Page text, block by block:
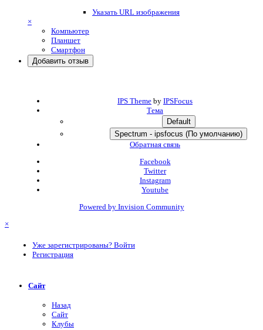
Указать URL изображения
×
Компьютер
Планшет
Смартфон
Добавить отзыв
IPS Theme by IPSFocus
Тема
Default
Spectrum - ipsfocus (По умолчанию)
Обратная связь
Facebook
Twitter
Instagram
Youtube
Powered by Invision Community
×
Уже зарегистрированы? Войти
Регистрация
Сайт
Назад
Сайт
Клубы